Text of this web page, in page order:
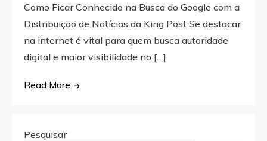
Como Ficar Conhecido na Busca do Google com a
Distribuição de Notícias da King Post Se destacar
na internet é vital para quem busca autoridade
digital e maior visibilidade no […]
Read More
Pesquisar